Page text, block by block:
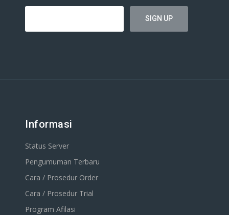
Informasi
Status Server
Pengumuman Terbaru
Cara / Prosedur Order
Cara / Prosedur Trial
Program Afilasi